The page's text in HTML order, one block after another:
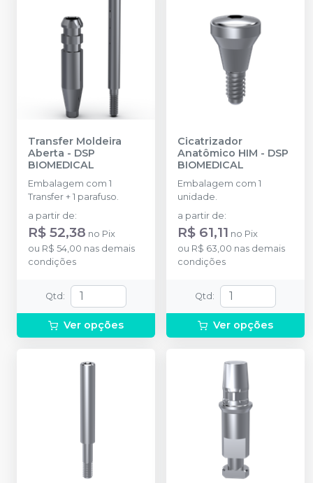
Transfer Moldeira
Aberta - DSP
BIOMEDICAL
Embalagem com 1
Transfer + 1 parafuso.
a partir de:
R$ 52,38 no Pix
ou R$ 54,00 nas demais
condições
Qtd :
Ver opções
Cicatrizador
Anatômico HIM - DSP
BIOMEDICAL
Embalagem com 1
unidade.
a partir de:
R$ 61,11 no Pix
ou R$ 63,00 nas demais
condições
Qtd :
Ver opções